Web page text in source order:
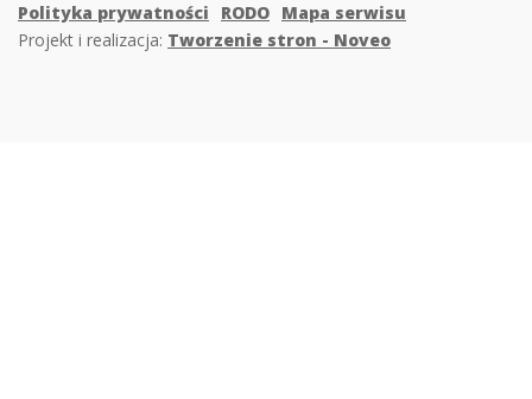
Polityka prywatności
RODO Mapa serwisu
Projekt i realizacja: Tworzenie stron - Noveo